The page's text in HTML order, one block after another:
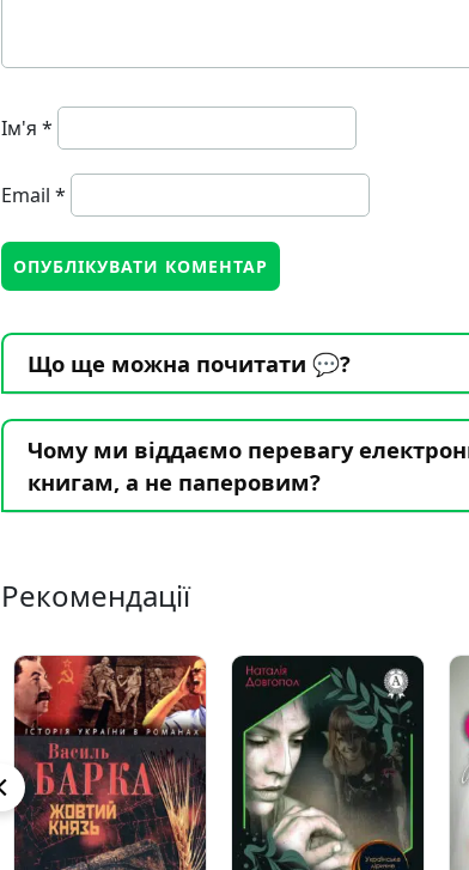
Ім'я *
Email *
Що ще можна почитати 💬?
Чому ми віддаємо перевагу
книгам, а не паперовим?
Рекомендації